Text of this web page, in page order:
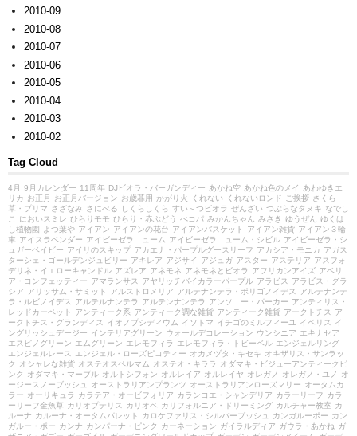
2010-09
2010-08
2010-07
2010-06
2010-05
2010-04
2010-03
2010-02
Tag Cloud
4月 9月カレンダー 11周年 DJビオラ・バーガンディー あかね空 あかね色のメイ
あわゆきエ
リカ お正月 お正月バージョン お歳暮用 かがり火 くれない くれないロンド ご挨拶 さくら
草・プリマ さざなみ さにべる しくらしくら すい～つビオラ ぜんざい つぶらなタヌキ なでし
こ
においスミレ ひらりモモ ひらり・赤ぶどう べコパ みかんちゃん みさき ゆうぜん
ゆくは
し植物園
よつ葉や アイアン アイアンの花台 アイアンバスケット アイアン雑貨 アイアン３輪
車 アイスラベンダー アイビーゼラニューム アイビーゼラニューム・シビル アイビーゼラ・シ
ュガーベイビー アイリのスキップ アカエナ・パープルグースリーフ アカシア・モニカ アガス
ターシェ・ゴールデンジュビリー アキレア アジサイ アジュガ アスター アステリア アスフォ
デリネ・イエローキャンドル アズレア アネモネ アネモネとビオラ アフリカンアイズ アベリ
ア・コンフェッティー アマランサス アヤリッチバイカラーパープル アラビス
アラビス・グラ
シア アリッサム・サミット アルストロメリア アルテナンテラ・ポリゴノイデス
アルテナンテ
ラ・ルビノイデス
アルテルナンテラ アルテンナンテラ アンソニー・パーカー アンティリス・
レッドカーペット
アンティーク系 アンティーク調な雑貨 アンティーク雑貨 アークトチス
ア
ークトチス・グランディス
イオノプシディウム イソトマ イチゴのミルフィーユ イベリス
イ
ングリッシュデージー インテリアグリーン ウォールデコレーション ウンシニア エキナセア
エスピノグリーン エムグリーン エレモフィラ エレモフィラ・トビーベル エンジェルリング
エンジェルレース
エンジェル・ローズピコティー オカメヅタ・キセキ オキザリス・サンラッ
ク
オシャレな雑貨 オステオスペルマム オステオ・キララ
オダマキ・ビジューアンティークピ
ンク
オダマキ・マーブル オルトシフォン オルレイア オルレイヤ オレガノ オレガノ・ユノ
オ
ージースノーブッシュ
オーストラリアンプランツ オーストラリアンローズマリー オータムカ
ラー オーリキュラ カラテア・オービフォリア カランコエ・シャンデリア カラーリーフ カラ
ーリーフ金魚草 カリオプテリス カリオペ カリフォルニア・ドリーミング カルチャー教室 カ
ルーナ カルーナ・オータムパレット カロケファリス・シルバーブッシュ カンガルーポー カン
ガルー・ポー カンナ カンパーナ・ピンク カーネーション ガイラルディア ガウラ・あかね ガ